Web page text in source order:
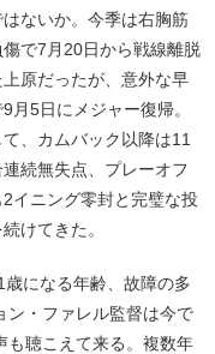
はないか。今季は右胸筋
傷で7月20日から戦線離脱
上原だったが、意外な早
月5日にメジャー復帰。
て、カムバック以降は11
続無失点、プレーオフ
2イニング零封と完璧な投
けてきた。
になる年齢、故障の多
ン・ファレル監督は今で
も聴こえて来る。複数年